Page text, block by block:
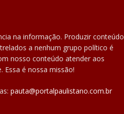
na informação. Produzir conteúdo
a nenhum grupo político é
nosso conteúdo atender aos
Essa é nossa missão!
pauta@portalpaulistano.com.br